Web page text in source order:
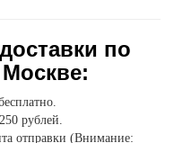
по
рублей.
отправки (Внимание: